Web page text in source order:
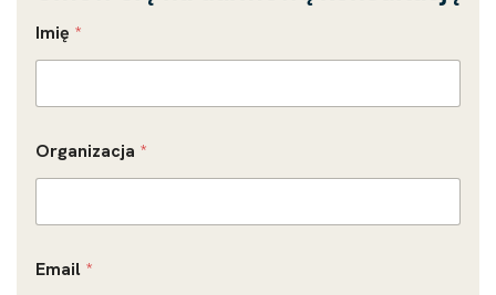
Imię *
Organizacja *
Email *